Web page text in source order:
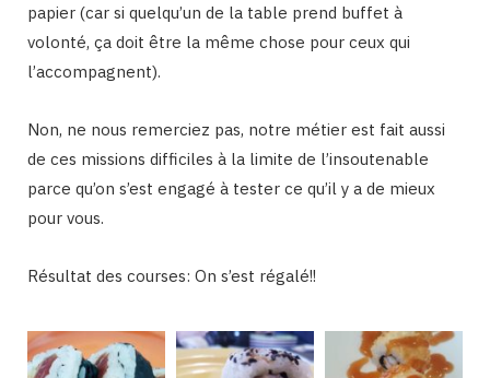
papier (car si quelqu’un de la table prend buffet à
volonté, ça doit être la même chose pour ceux qui
l’accompagnent).
Non, ne nous remerciez pas, notre métier est fait aussi
de ces missions difficiles à la limite de l’insoutenable
parce qu’on s’est engagé à tester ce qu’il y a de mieux
pour vous.
Résultat des courses: On s’est régalé!!